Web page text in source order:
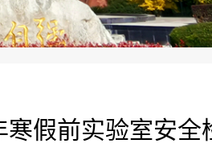
假前实验室安全